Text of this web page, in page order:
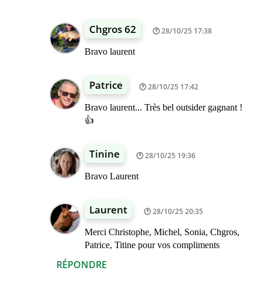
RÉPONDRE
Chgros 62 28/10/25 17:38
Bravo laurent
Patrice 28/10/25 17:42
Bravo laurent... Très bel outsider gagnant !
👍
Tinine 28/10/25 19:36
Bravo Laurent
Laurent 28/10/25 20:35
Merci Christophe, Michel, Sonia, Chgros,
Patrice, Titine pour vos compliments